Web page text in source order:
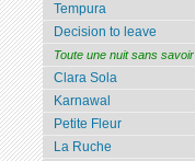
Tempura
Decision to leave
Toute une nuit sans savoir
Clara Sola
Karnawal
Petite Fleur
La Ruche